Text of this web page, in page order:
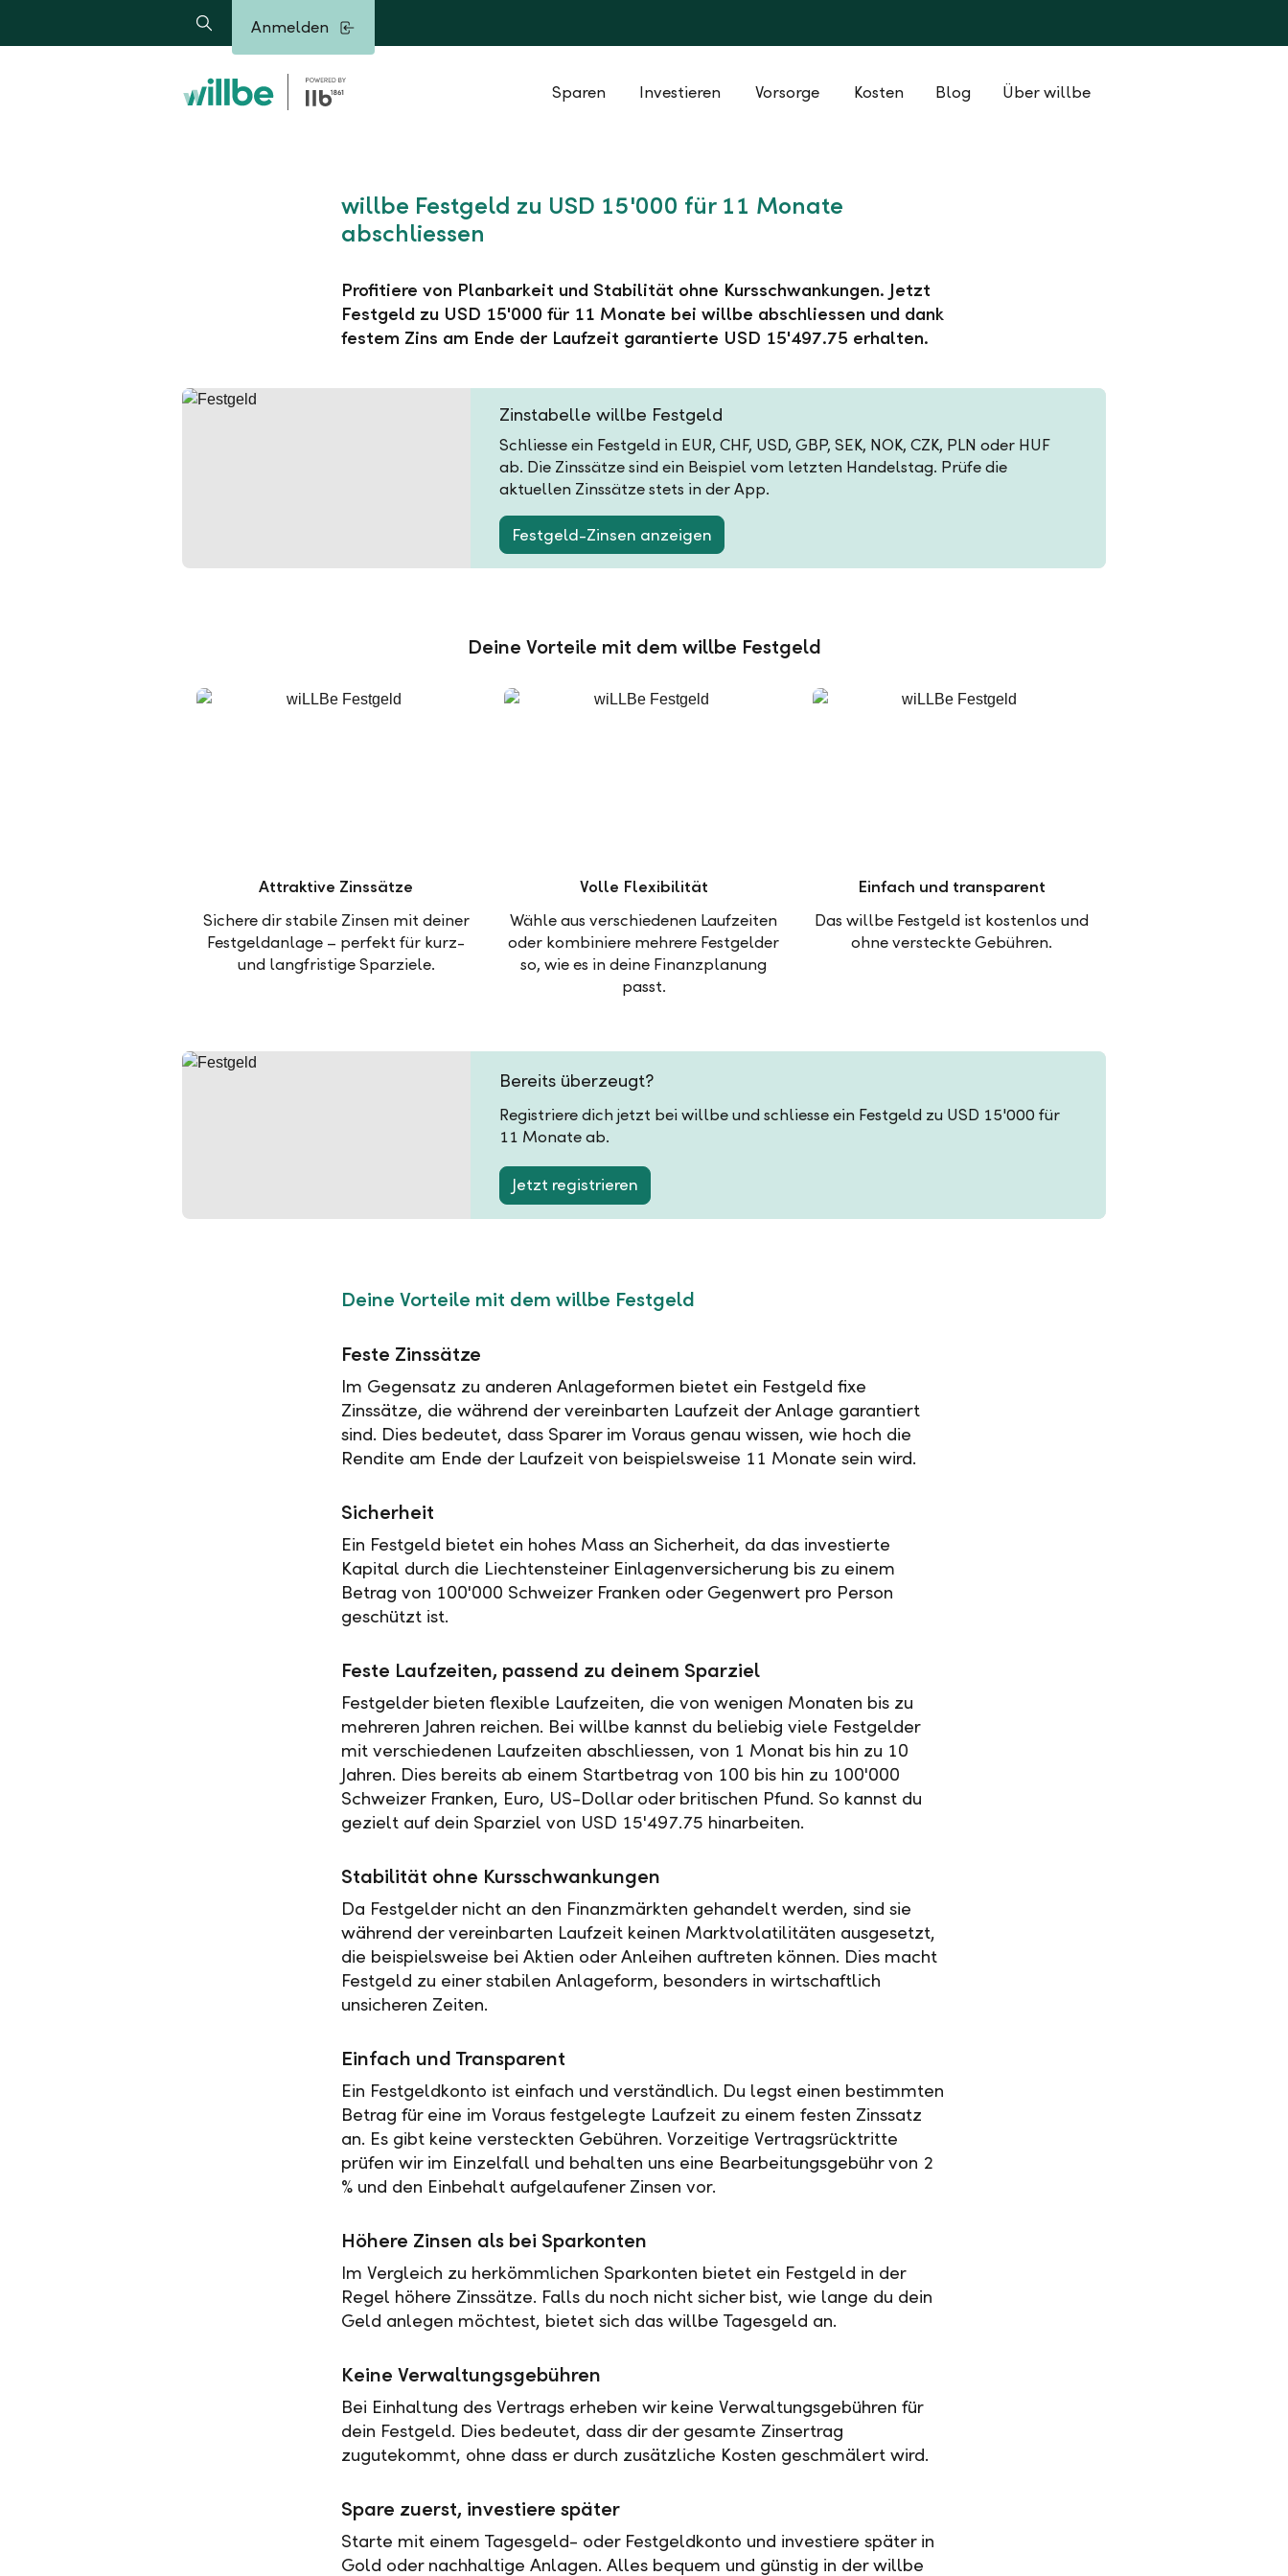
Suche Anmelden
Sparen Investieren Vorsorge Kosten Blog Über willbe
willbe Festgeld zu USD 15'000 für 11 Monate
abschliessen
Profitiere von Planbarkeit und Stabilität ohne Kursschwankungen. Jetzt
Festgeld zu USD 15'000 für 11 Monate bei willbe abschliessen und dank
festem Zins am Ende der Laufzeit garantierte USD 15'497.75 erhalten.
Zinstabelle willbe Festgeld
Schliesse ein Festgeld in EUR, CHF, USD, GBP, SEK, NOK, CZK, PLN oder HUF
ab. Die Zinssätze sind ein Beispiel vom letzten Handelstag. Prüfe die
aktuellen Zinssätze stets in der App.
Festgeld-Zinsen anzeigen
Deine Vorteile mit dem willbe Festgeld
Attraktive Zinssätze
Sichere dir stabile Zinsen mit deiner
Festgeldanlage – perfekt für kurz-
und langfristige Sparziele.
Volle Flexibilität
Wähle aus verschiedenen Laufzeiten
oder kombiniere mehrere Festgelder
so, wie es in deine Finanzplanung
passt.
Einfach und transparent
Das willbe Festgeld ist kostenlos und
ohne versteckte Gebühren.
Bereits überzeugt?
Registriere dich jetzt bei willbe und schliesse ein Festgeld zu USD 15'000 für
11 Monate ab.
Jetzt registrieren
Deine Vorteile mit dem willbe Festgeld
Feste Zinssätze
Im Gegensatz zu anderen Anlageformen bietet ein Festgeld fixe
Zinssätze, die während der vereinbarten Laufzeit der Anlage garantiert
sind. Dies bedeutet, dass Sparer im Voraus genau wissen, wie hoch die
Rendite am Ende der Laufzeit von beispielsweise 11 Monate sein wird.
Sicherheit
Ein Festgeld bietet ein hohes Mass an Sicherheit, da das investierte
Kapital durch die Liechtensteiner Einlagenversicherung bis zu einem
Betrag von 100'000 Schweizer Franken oder Gegenwert pro Person
geschützt ist.
Feste Laufzeiten, passend zu deinem Sparziel
Festgelder bieten flexible Laufzeiten, die von wenigen Monaten bis zu
mehreren Jahren reichen. Bei willbe kannst du beliebig viele Festgelder
mit verschiedenen Laufzeiten abschliessen, von 1 Monat bis hin zu 10
Jahren. Dies bereits ab einem Startbetrag von 100 bis hin zu 100'000
Schweizer Franken, Euro, US-Dollar oder britischen Pfund. So kannst du
gezielt auf dein Sparziel von USD 15'497.75 hinarbeiten.
Stabilität ohne Kursschwankungen
Da Festgelder nicht an den Finanzmärkten gehandelt werden, sind sie
während der vereinbarten Laufzeit keinen Marktvolatilitäten ausgesetzt,
die beispielsweise bei Aktien oder Anleihen auftreten können. Dies macht
Festgeld zu einer stabilen Anlageform, besonders in wirtschaftlich
unsicheren Zeiten.
Einfach und Transparent
Ein Festgeldkonto ist einfach und verständlich. Du legst einen bestimmten
Betrag für eine im Voraus festgelegte Laufzeit zu einem festen Zinssatz
an. Es gibt keine versteckten Gebühren. Vorzeitige Vertragsrücktritte
prüfen wir im Einzelfall und behalten uns eine Bearbeitungsgebühr von 2
% und den Einbehalt aufgelaufener Zinsen vor.
Höhere Zinsen als bei Sparkonten
Im Vergleich zu herkömmlichen Sparkonten bietet ein Festgeld in der
Regel höhere Zinssätze. Falls du noch nicht sicher bist, wie lange du dein
Geld anlegen möchtest, bietet sich das willbe Tagesgeld an.
Keine Verwaltungsgebühren
Bei Einhaltung des Vertrags erheben wir keine Verwaltungsgebühren für
dein Festgeld. Dies bedeutet, dass dir der gesamte Zinsertrag
zugutekommt, ohne dass er durch zusätzliche Kosten geschmälert wird.
Spare zuerst, investiere später
Starte mit einem Tagesgeld- oder Festgeldkonto und investiere später in
Gold oder nachhaltige Anlagen. Alles bequem und günstig in der willbe